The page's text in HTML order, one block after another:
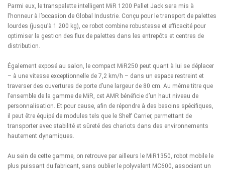
Parmi eux, le transpalette intelligent MiR 1200 Pallet Jack sera mis à
l’honneur à l’occasion de Global Industrie. Conçu pour le transport de palettes
lourdes (jusqu’à 1 200 kg), ce robot combine robustesse et efficacité pour
optimiser la gestion des flux de palettes dans les entrepôts et centres de
distribution.
Également exposé au salon, le compact MiR250 peut quant à lui se déplacer
– à une vitesse exceptionnelle de 7,2 km/h – dans un espace restreint et
traverser des ouvertures de porte d’une largeur de 80 cm. Au même titre que
l’ensemble de la gamme de MiR, cet AMR bénéficie d’un haut niveau de
personnalisation. Et pour cause, afin de répondre à des besoins spécifiques,
il peut être équipé de modules tels que le Shelf Carrier, permettant de
transporter avec stabilité et sûreté des chariots dans des environnements
hautement dynamiques.
Au sein de cette gamme, on retrouve par ailleurs le MiR1350, robot mobile le
plus puissant du fabricant, sans oublier le polyvalent MC600, associant un